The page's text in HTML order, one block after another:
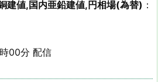
建値,国内亜鉛建値,円相場(為替) ：
00分 配信